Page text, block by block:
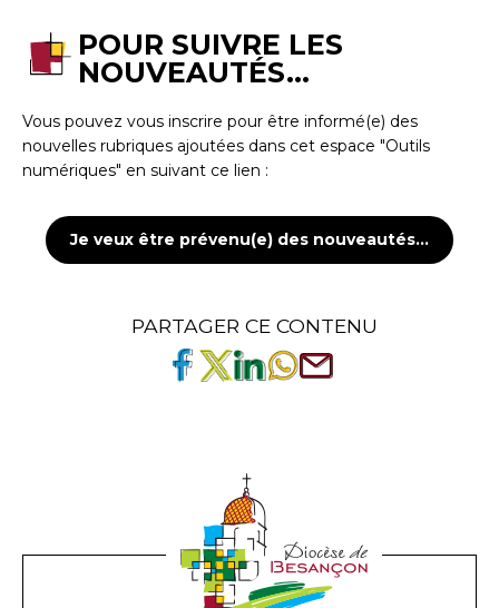
POUR SUIVRE LES
NOUVEAUTÉS...
Vous pouvez vous inscrire pour être informé(e) des
nouvelles rubriques ajoutées dans cet espace "Outils
numériques" en suivant ce lien :
Je veux être prévenu(e) des nouveautés...
PARTAGER CE CONTENU